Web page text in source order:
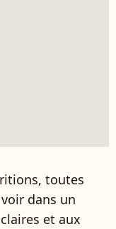
toutes
dans un
et aux